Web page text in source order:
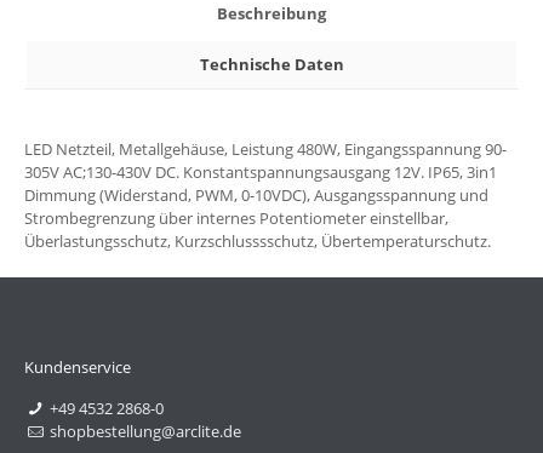
Beschreibung
Technische Daten
LED Netzteil, Metallgehäuse, Leistung 480W, Eingangsspannung 90-
305V AC;130-430V DC. Konstantspannungsausgang 12V. IP65, 3in1
Dimmung (Widerstand, PWM, 0-10VDC), Ausgangsspannung und
Strombegrenzung über internes Potentiometer einstellbar,
Überlastungsschutz, Kurzschlusssschutz, Übertemperaturschutz.
Kundenservice
+49 4532 2868-0
shopbestellung@arclite.de